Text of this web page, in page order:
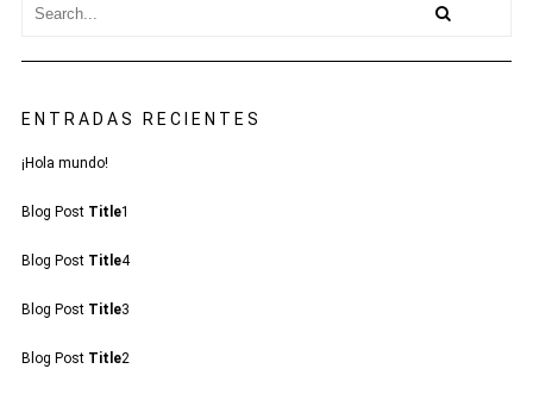
ENTRADAS RECIENTES
¡Hola mundo!
Blog Post Title1
Blog Post Title4
Blog Post Title3
Blog Post Title2